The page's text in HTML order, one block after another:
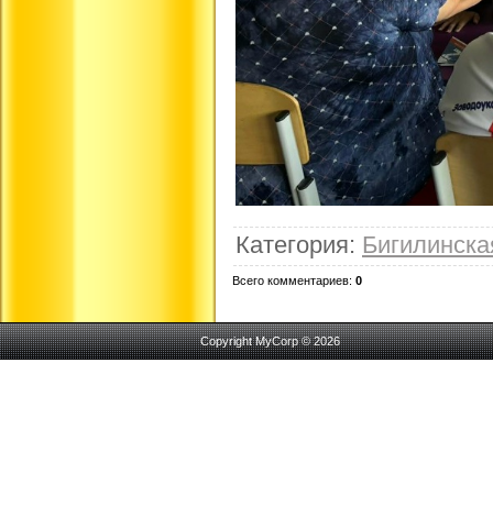
Категория:
Всего комментариев: 0
Copyright MyCorp © 2026